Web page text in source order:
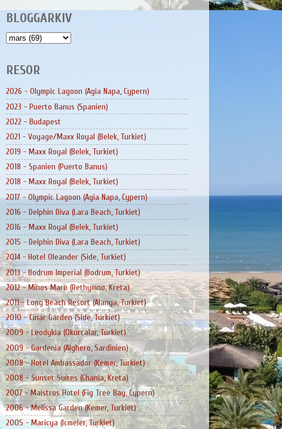
BLOGGARKIV
RESOR
2026 - Olympic Lagoon (Agia Napa, Cypern)
2023 - Puerto Banus (Spanien)
2022 - Budapest
2021 - Voyage/Maxx Royal (Belek, Turkiet)
2019 - Maxx Royal (Belek, Turkiet)
2018 - Spanien (Puerto Banus)
2018 - Maxx Royal (Belek, Turkiet)
2017 - Olympic Lagoon (Agia Napa, Cypern)
2016 - Delphin Diva (Lara Beach, Turkiet)
2016 - Maxx Royal (Belek, Turkiet)
2015 - Delphin Diva (Lara Beach, Turkiet)
2014 - Hotel Oleander (Side, Turkiet)
2013 - Bodrum Imperial (Bodrum, Turkiet)
2012 - Minos Mare (Rethymno, Kreta)
2011 - Long Beach Resort (Alanya, Turkiet)
2010 - Cinar Garden (Side, Turkiet)
2009 - Leodykia (Okurcalar, Turkiet)
2009 - Gardenia (Alghero, Sardinien)
2008 - Hotel Ambassador (Kemer, Turkiet)
2008 - Sunset Suites (Chania, Kreta)
2007 - Maistros Hotel (Fig Tree Bay, Cypern)
2006 - Melissa Garden (Kemer, Turkiet)
2005 - Maricya (Icmeler, Turkiet)